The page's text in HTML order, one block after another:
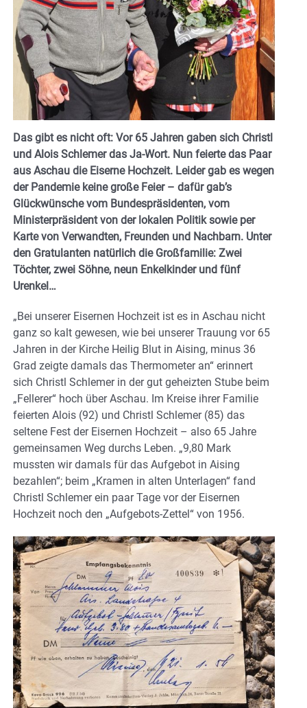
Das gibt es nicht oft: Vor 65 Jahren gaben sich Christl
und Alois Schlemer das Ja-Wort. Nun feierte das Paar
aus Aschau die Eiserne Hochzeit. Leider gab es wegen
der Pandemie keine große Feier – dafür gab’s
Glückwünsche vom Bundespräsidenten, vom
Ministerpräsident von der lokalen Politik sowie per
Karte von Verwandten, Freunden und Nachbarn. Unter
den Gratulanten natürlich die Großfamilie: Zwei
Töchter, zwei Söhne, neun Enkelkinder und fünf
Urenkel…
„Bei unserer Eisernen Hochzeit ist es in Aschau nicht
ganz so kalt gewesen, wie bei unserer Trauung vor 65
Jahren in der Kirche Heilig Blut in Aising, minus 36
Grad zeigte damals das Thermometer an“ erinnert
sich Christl Schlemer in der gut geheizten Stube beim
„Fellerer“ hoch über Aschau. Im Kreise ihrer Familie
feierten Alois (92) und Christl Schlemer (85) das
seltene Fest der Eisernen Hochzeit – also 65 Jahre
gemeinsamen Weg durchs Leben. „9,80 Mark
mussten wir damals für das Aufgebot in Aising
bezahlen“; beim „Kramen in alten Unterlagen“ fand
Christl Schlemer ein paar Tage vor der Eisernen
Hochzeit noch den „Aufgebots-Zettel“ von 1956.